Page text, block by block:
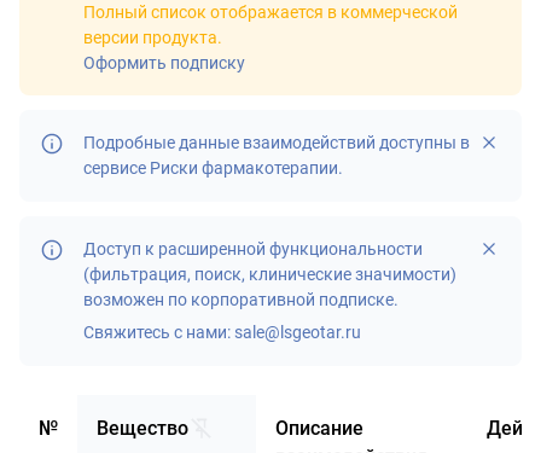
Полный список отображается в коммерческой
версии продукта.
Оформить подписку
Подробные данные взаимодействий доступны в
сервисе Риски фармакотерапии.
Доступ к расширенной функциональности
(фильтрация, поиск, клинические значимости)
возможен по корпоративной подписке.
Свяжитесь с нами: sale@lsgeotar.ru
№ Вещество
Описание